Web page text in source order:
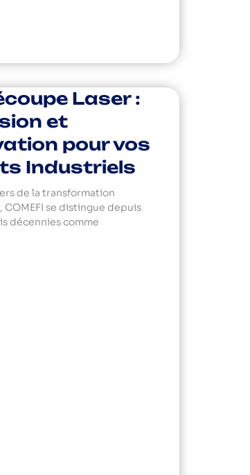
Laser :
et
pour vos
Industriels
de la transformation
COMEFI se distingue depuis
décennies comme